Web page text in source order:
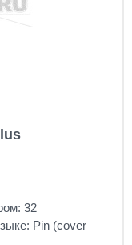
32
Pin (cover